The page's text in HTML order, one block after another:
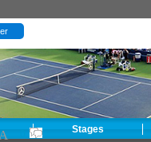
Stages
A